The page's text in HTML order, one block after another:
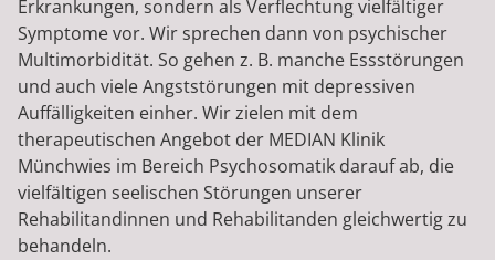
Erkrankungen, sondern als Verflechtung vielfältiger
Symptome vor. Wir sprechen dann von psychischer
Multimorbidität. So gehen z. B. manche Essstörungen
und auch viele Angststörungen mit depressiven
Auffälligkeiten einher. Wir zielen mit dem
therapeutischen Angebot der MEDIAN Klinik
Münchwies im Bereich Psychosomatik darauf ab, die
vielfältigen seelischen Störungen unserer
Rehabilitandinnen und Rehabilitanden gleichwertig zu
behandeln.